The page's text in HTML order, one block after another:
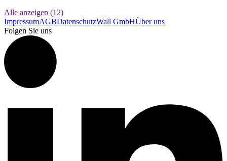
Alle anzeigen (12)
ImpressumAGBDatenschutzWall GmbHÜber uns
Folgen Sie uns